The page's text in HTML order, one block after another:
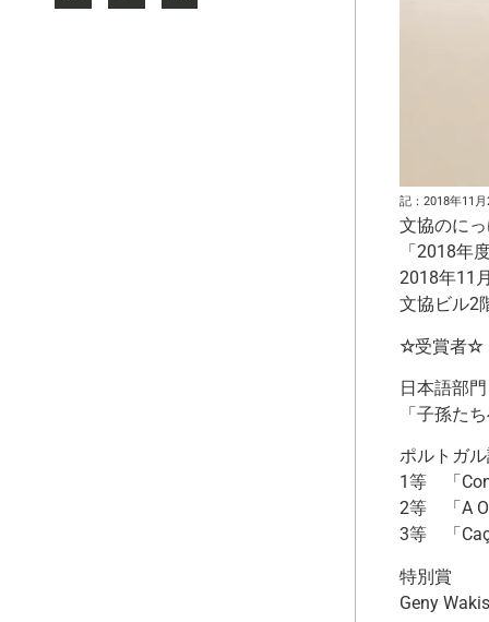
記：2018年11
文協のに
「2018年
2018年11
文協ビル2
☆受賞者☆
日本語部門
「子孫た
ポルトガ
1等 「
2等 「A
3等 「
特別賞
Geny